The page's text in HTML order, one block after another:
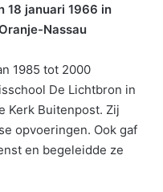
18 januari 1966 in
Nassau
1985 tot 2000
De Lichtbron in
Kerk Buitenpost. Zij
opvoeringen. Ook gaf
en begeleidde ze